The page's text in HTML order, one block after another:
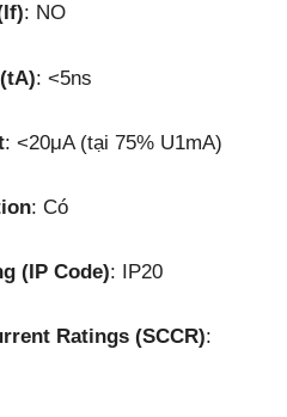
: NO
: <5ns
: <20μA (tại 75% U1mA)
: Có
(IP Code): IP20
Ratings (SCCR):